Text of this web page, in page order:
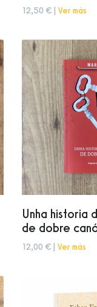
12,50 € | Ver más
Unha historia
de dobre
12,00 € | Ver más